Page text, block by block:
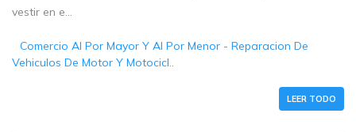
vestir en e...
Comercio Al Por Mayor Y Al Por Menor - Reparacion De
Vehiculos De Motor Y Motocicl..
LEER TODO